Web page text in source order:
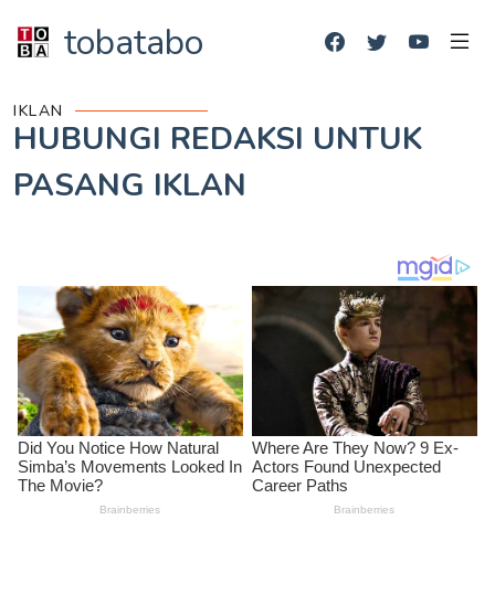
tobatabo
IKLAN
HUBUNGI REDAKSI UNTUK
PASANG IKLAN